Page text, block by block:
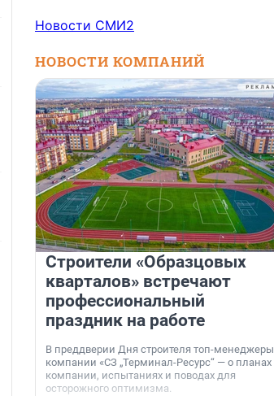
Новости СМИ2
НОВОСТИ КОМПАНИЙ
Строители «Образцовых
кварталов» встречают
профессиональный
праздник на работе
В преддверии Дня строителя топ-менеджеры
компании «СЗ „Терминал-Ресурс“ — о планах
компании, испытаниях и поводах для
осторожного оптимизма.